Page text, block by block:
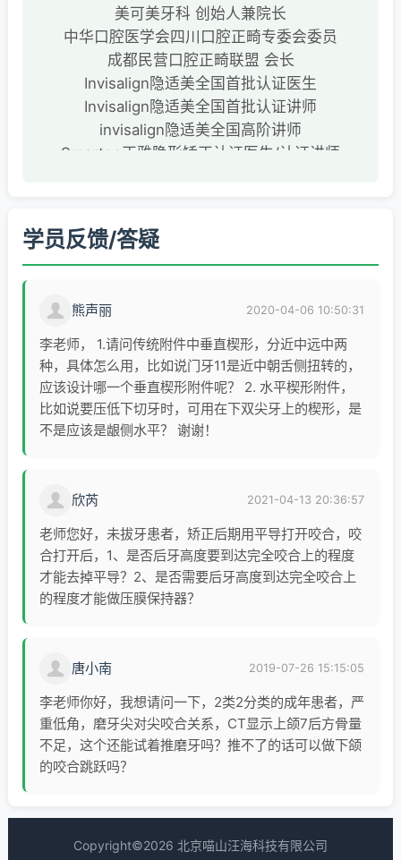
美可美牙科 创始人兼院长
中华口腔医学会四川口腔正畸专委会委员
成都民营口腔正畸联盟 会长
Invisalign隐适美全国首批认证医生
Invisalign隐适美全国首批认证讲师
invisalign隐适美全国高阶讲师
Smartee正雅隐形矫正认证医生/认证讲师
中华口腔医学会正畸专科会员
中国民营口腔协会会员
美国Temple大学口腔正畸高级研修文凭
历任亚非牙科集团院长兼正畸总监
完成正畸病案超过一万例
多次在国内外专业比赛中获得大奖
学员反馈/答疑
熊声丽 2020-04-06 10:50:31
李老师， 1.请问传统附件中垂直楔形，分近中远中两
种，具体怎么用，比如说门牙11是近中朝舌侧扭转的，
应该设计哪一个垂直楔形附件呢？ 2. 水平楔形附件，
比如说要压低下切牙时，可用在下双尖牙上的楔形，是
不是应该是龈侧水平？ 谢谢！
欣芮 2021-04-13 20:36:57
老师您好，未拔牙患者，矫正后期用平导打开咬合，咬
合打开后，1、是否后牙高度要到达完全咬合上的程度
才能去掉平导？2、是否需要后牙高度到达完全咬合上
的程度才能做压膜保持器？
唐小南 2019-07-26 15:15:05
李老师你好，我想请问一下，2类2分类的成年患者，严
重低角，磨牙尖对尖咬合关系，CT显示上颌7后方骨量
不足，这个还能试着推磨牙吗？推不了的话可以做下颌
的咬合跳跃吗？
Copyright©2026 北京喵山汪海科技有限公司